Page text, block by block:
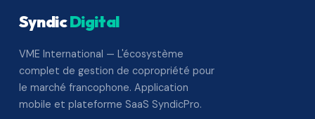
SyndicDigital
VME International — L'écosystème
complet de gestion de copropriété pour
le marché francophone. Application
mobile et plateforme SaaS SyndicPro.